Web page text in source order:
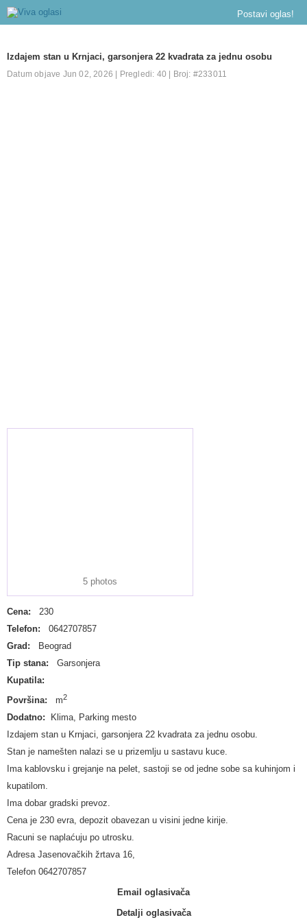
Postavi oglas!
Izdajem stan u Krnjaci, garsonjera 22 kvadrata za jednu osobu
Datum objave Jun 02, 2026 | Pregledi: 40 | Broj: #233011
5 photos
Cena: 230
Telefon: 0642707857
Grad: Beograd
Tip stana: Garsonjera
Kupatila:
Površina: m2
Dodatno: Klima, Parking mesto
Izdajem stan u Krnjaci, garsonjera 22 kvadrata za jednu osobu.
Stan je namešten nalazi se u prizemlju u sastavu kuce.
Ima kablovsku i grejanje na pelet, sastoji se od jedne sobe sa kuhinjom i
kupatilom.
Ima dobar gradski prevoz.
Cena je 230 evra, depozit obavezan u visini jedne kirije.
Racuni se naplaćuju po utrosku.
Adresa Jasenovačkih žrtava 16,
Telefon 0642707857
Email oglasivača
Detalji oglasivača